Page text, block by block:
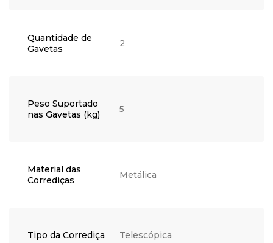
Quantidade de
Gavetas
2
Peso Suportado
nas Gavetas (kg)
5
Material das
Corrediças
Metálica
Tipo da Corrediça Telescópica